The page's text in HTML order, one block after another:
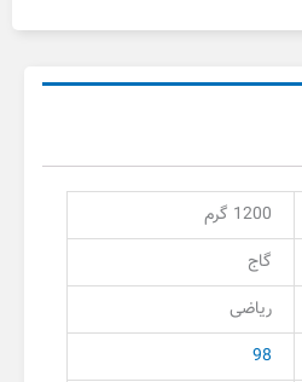
1200 گرم
گاج
ریاضی
98